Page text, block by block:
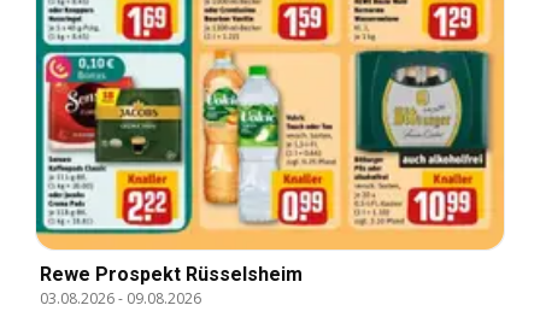
Rewe Prospekt Rüsselsheim
03.08.2026- 09.08.2026